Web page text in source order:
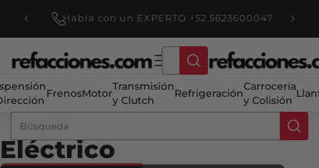
directamente
al contenido
Pago seguro con MERCADO PAGO Te
FrenosMotor
Transmisión
y Clutch
Refrigeración
Carrocería
y Colisión
Eléctrico